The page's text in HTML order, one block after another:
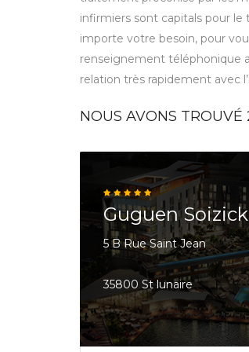
infirmiers sont capitals pour
importe votre besoin, pour
renseignement téléphonique
relation très rapidement avec
NOUS AVONS TROUVÉ
Guguen Soizick
5 B Rue Saint Jean
35800 St lunaire